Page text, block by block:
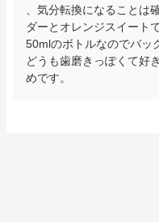
、気分転換になることは
ダーとオレンジスイート
50mlのボトルなのでバッ
どうも歯磨きっぽくて好
めです。